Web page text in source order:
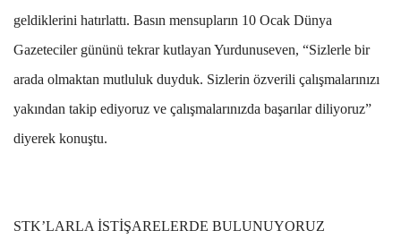
geldiklerini hatırlattı. Basın mensupların 10 Ocak Dünya
Gazeteciler gününü tekrar kutlayan Yurdunuseven, “Sizlerle bir
arada olmaktan mutluluk duyduk. Sizlerin özverili çalışmalarınızı
yakından takip ediyoruz ve çalışmalarınızda başarılar diliyoruz”
diyerek konuştu.
STK’LARLA İSTİŞARELERDE BULUNUYORUZ